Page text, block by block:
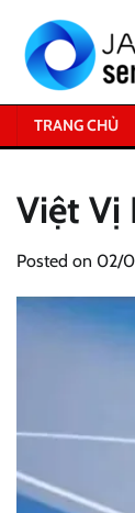
content
TRANG CHỦ
Việt Vị
Posted on 02/